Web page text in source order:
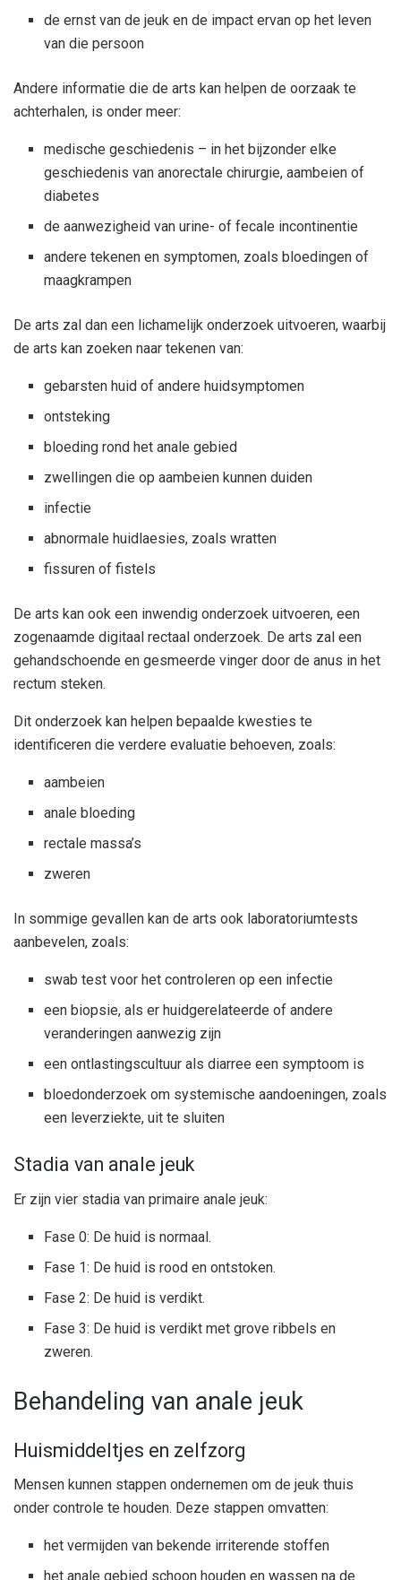
de ernst van de jeuk en de impact ervan op het leven
van die persoon
Andere informatie die de arts kan helpen de oorzaak te
achterhalen, is onder meer:
medische geschiedenis – in het bijzonder elke
geschiedenis van anorectale chirurgie, aambeien of
diabetes
de aanwezigheid van urine- of fecale incontinentie
andere tekenen en symptomen, zoals bloedingen of
maagkrampen
De arts zal dan een lichamelijk onderzoek uitvoeren, waarbij
de arts kan zoeken naar tekenen van:
gebarsten huid of andere huidsymptomen
ontsteking
bloeding rond het anale gebied
zwellingen die op aambeien kunnen duiden
infectie
abnormale huidlaesies, zoals wratten
fissuren of fistels
De arts kan ook een inwendig onderzoek uitvoeren, een
zogenaamde digitaal rectaal onderzoek. De arts zal een
gehandschoende en gesmeerde vinger door de anus in het
rectum steken.
Dit onderzoek kan helpen bepaalde kwesties te
identificeren die verdere evaluatie behoeven, zoals:
aambeien
anale bloeding
rectale massa’s
zweren
In sommige gevallen kan de arts ook laboratoriumtests
aanbevelen, zoals:
swab test voor het controleren op een infectie
een biopsie, als er huidgerelateerde of andere
veranderingen aanwezig zijn
een ontlastingscultuur als diarree een symptoom is
bloedonderzoek om systemische aandoeningen, zoals
een leverziekte, uit te sluiten
Stadia van anale jeuk
Er zijn vier stadia van primaire anale jeuk:
Fase 0: De huid is normaal.
Fase 1: De huid is rood en ontstoken.
Fase 2: De huid is verdikt.
Fase 3: De huid is verdikt met grove ribbels en
zweren.
Behandeling van anale jeuk
Huismiddeltjes en zelfzorg
Mensen kunnen stappen ondernemen om de jeuk thuis
onder controle te houden. Deze stappen omvatten:
het vermijden van bekende irriterende stoffen
het anale gebied schoon houden en wassen na de